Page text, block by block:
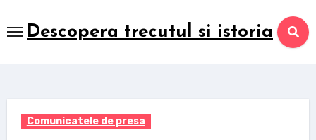
to
Descopera trecutul si istoria
Comunicatele de presa